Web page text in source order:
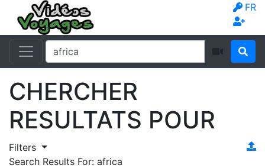
FR
CHERCHER
RESULTATS POUR
Filters
Search Results For: africa